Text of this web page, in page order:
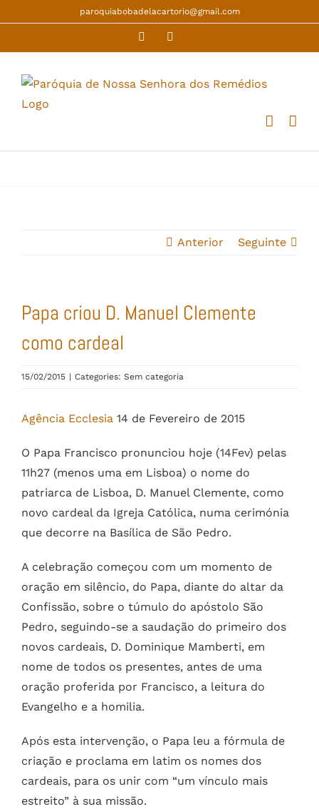
content
paroquiabobadelacartorio@gmail.com
Facebook
Anterior Seguinte
Papa criou D. Manuel Clemente
como cardeal
15/02/2015 | Categories: Sem categoria
Agência Ecclesia 14 de Fevereiro de 2015
O Papa Francisco pronunciou hoje (14Fev) pelas
11h27 (menos uma em Lisboa) o nome do
patriarca de Lisboa, D. Manuel Clemente, como
novo cardeal da Igreja Católica, numa cerimónia
que decorre na Basílica de São Pedro.
A celebração começou com um momento de
oração em silêncio, do Papa, diante do altar da
Confissão, sobre o túmulo do apóstolo São
Pedro, seguindo-se a saudação do primeiro dos
novos cardeais, D. Dominique Mamberti, em
nome de todos os presentes, antes de uma
oração proferida por Francisco, a leitura do
Evangelho e a homilia.
Após esta intervenção, o Papa leu a fórmula de
criação e proclama em latim os nomes dos
cardeais, para os unir com “um vínculo mais
estreito” à sua missão.